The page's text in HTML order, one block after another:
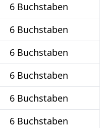
6 Buchstaben
6 Buchstaben
6 Buchstaben
6 Buchstaben
6 Buchstaben
6 Buchstaben